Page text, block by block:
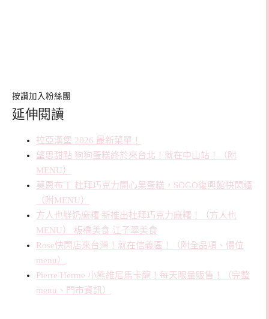
按讚加入粉絲團
延伸閱讀
拉亞漢堡 2026 最新菜單！
望思甜點 狗狗蛋糕終於來台北！就在中山站！（附
MENU）
莫恩布丁 杜拜巧克力開心果蛋糕，SOGO復興館快閃櫃
（附MENU）
方人也鮮奶麻糬 新推出杜拜巧克力麻糬！（方人也
MENU） 板橋美食 江子翠美食
Rose快閃店來台灣！就在信義區！（附全品項、價位
menu）
Pierre Herme 小熊維尼馬卡龍！每天限量販售！（完整
menu、門市資訊）